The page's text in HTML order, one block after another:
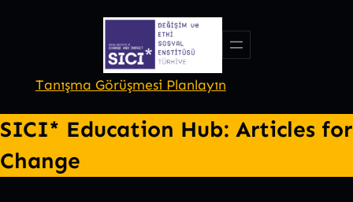
Tanışma Görüşmesi Planlayın
SICI* Education Hub: Articles for
Change